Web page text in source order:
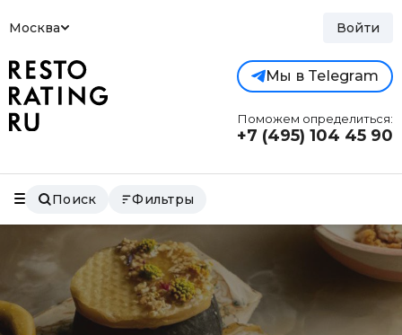
Москва Войти
Мы в Telegram
Поможем определиться:
+7 (495) 104 45 90
Поиск Фильтры